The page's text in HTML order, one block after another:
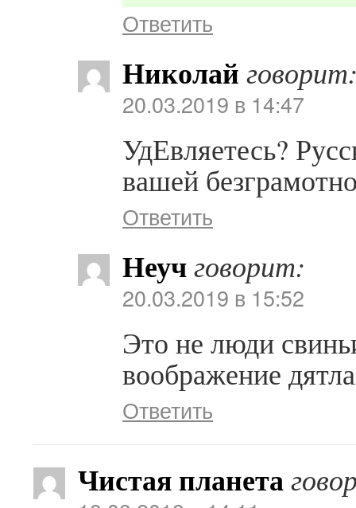
Ответить
Николай
20.03.2019 в 14:47
УдЕвляетесь?
вашей
Ответить
Неучговорит:
20.03.2019 в 15:52
Это не люди
воображение
Ответить
Чистая планета